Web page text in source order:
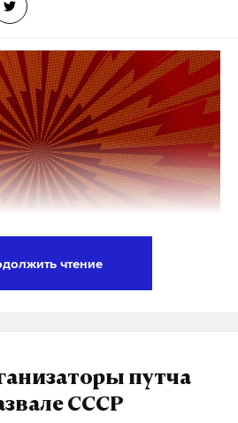
и столкнулся со стоящим
Погибли два пассажира,
полицейского. По
— сотрудники ФСБ.
чтение
путча
СССР